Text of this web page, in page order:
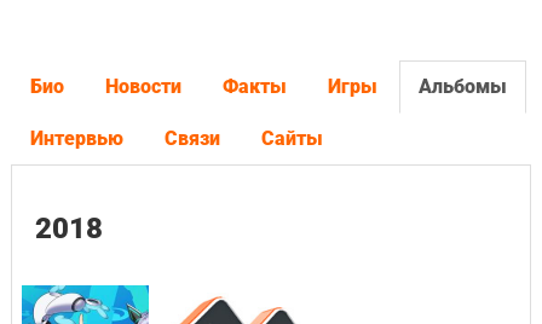
Био Новости Факты Игры Альбомы
Интервью Связи Сайты
2018